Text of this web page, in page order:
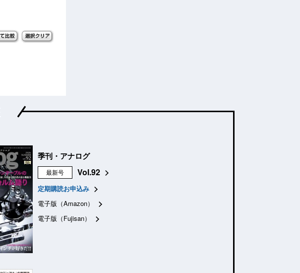
季刊・アナログ
最新号 Vol.92
定期購読お申込み
電子版（Amazon）
電子版（Fujisan）